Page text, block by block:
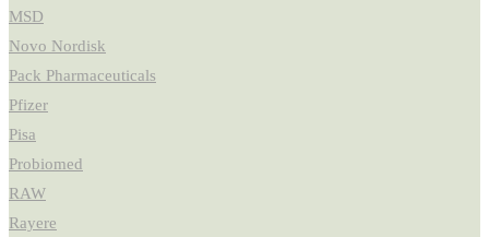
MSD
Novo Nordisk
Pack Pharmaceuticals
Pfizer
Pisa
Probiomed
RAW
Rayere